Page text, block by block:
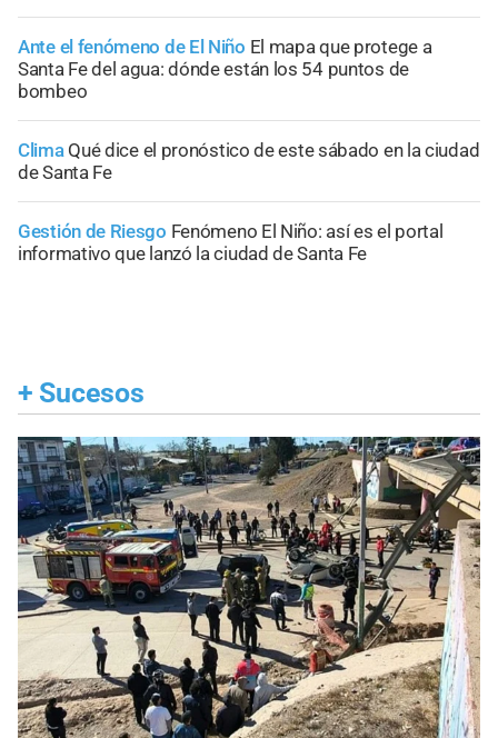
Ante el fenómeno de El Niño El mapa que protege a
Santa Fe del agua: dónde están los 54 puntos de
bombeo
Clima Qué dice el pronóstico de este sábado en la ciudad
de Santa Fe
Gestión de Riesgo Fenómeno El Niño: así es el portal
informativo que lanzó la ciudad de Santa Fe
+ Sucesos